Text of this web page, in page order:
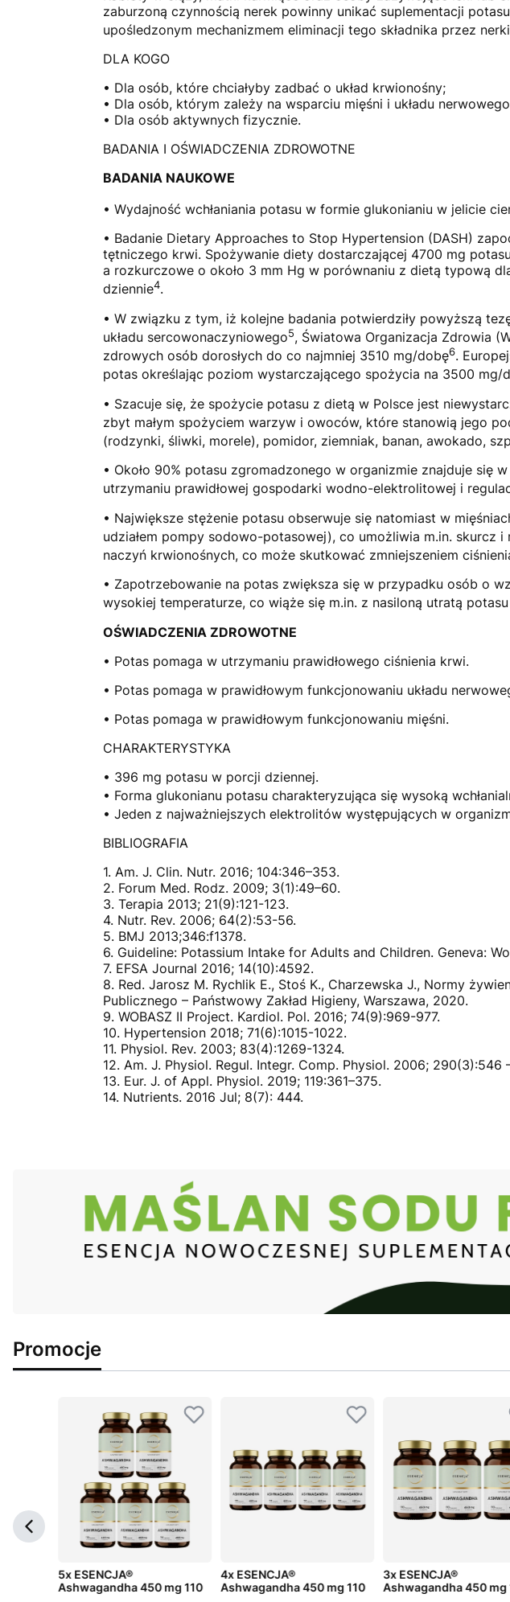
zaburzoną czynnością nerek powinny unikać suplementacji
upośledzonym mechanizmem eliminacji tego składnika przez nerki
DLA KOGO
• Dla osób, które chciałyby zadbać o układ krwionośny;
• Dla osób, którym zależy na wsparciu mięśni i układu
• Dla osób aktywnych fizycznie.
BADANIA I OŚWIADCZENIA ZDROWOTNE
BADANIA NAUKOWE
• Wydajność wchłaniania potasu w formie glukonianiu w jelicie
• Badanie Dietary Approaches to Stop Hypertension (DASH)
tętniczego krwi. Spożywanie diety dostarczającej 4700 mg
a rozkurczowe o około 3 mm Hg w porównaniu z dietą typową
dziennie4.
• W związku z tym, iż kolejne badania potwierdziły powyższą
układu sercowonaczyniowego5, Światowa Organizacja Zdrowia
zdrowych osób dorosłych do co najmniej 3510 mg/dobę6.
potas określając poziom wystarczającego spożycia na 3500 mg/
• Szacuje się, że spożycie potasu z dietą w Polsce jest
zbyt małym spożyciem warzyw i owoców, które stanowią jego
(rodzynki, śliwki, morele), pomidor, ziemniak, banan, awokado,
• Około 90% potasu zgromadzonego w organizmie znajduje
utrzymaniu prawidłowej gospodarki wodno-elektrolitowej i
• Największe stężenie potasu obserwuje się natomiast w
udziałem pompy sodowo-potasowej), co umożliwia m.in. skurcz i
naczyń krwionośnych, co może skutkować zmniejszeniem
• Zapotrzebowanie na potas zwiększa się w przypadku osób o
wysokiej temperaturze, co wiąże się m.in. z nasiloną utratą
OŚWIADCZENIA ZDROWOTNE
• Potas pomaga w utrzymaniu prawidłowego ciśnienia krwi.
• Potas pomaga w prawidłowym funkcjonowaniu układu
• Potas pomaga w prawidłowym funkcjonowaniu mięśni.
CHARAKTERYSTYKA
• 396 mg potasu w porcji dziennej.
• Forma glukonianu potasu charakteryzująca się wysoką
• Jeden z najważniejszych elektrolitów występujących w
BIBLIOGRAFIA
1. Am. J. Clin. Nutr. 2016; 104:346–353.
2. Forum Med. Rodz. 2009; 3(1):49–60.
3. Terapia 2013; 21(9):121-123.
4. Nutr. Rev. 2006; 64(2):53-56.
5. BMJ 2013;346:f1378.
6. Guideline: Potassium Intake for Adults and Children. Geneva:
7. EFSA Journal 2016; 14(10):4592.
8. Red. Jarosz M. Rychlik E., Stoś K., Charzewska J., Normy
Publicznego – Państwowy Zakład Higieny, Warszawa, 2020.
9. WOBASZ II Project. Kardiol. Pol. 2016; 74(9):969-977.
10. Hypertension 2018; 71(6):1015-1022.
11. Physiol. Rev. 2003; 83(4):1269-1324.
12. Am. J. Physiol. Regul. Integr. Comp. Physiol. 2006; 290(3):546
13. Eur. J. of Appl. Physiol. 2019; 119:361–375.
14. Nutrients. 2016 Jul; 8(7): 444.
Promocje
5x ESENCJA®
Ashwagandha 450 mg 110
4x ESENCJA®
Ashwagandha 450 mg 110
3x ESENCJA®
Ashwagandha 450 mg